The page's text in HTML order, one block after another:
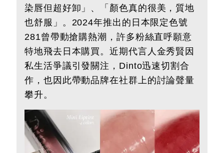
染唇但超好卸」、「顏色真的很美，質地
也舒服」。2024年推出的日本限定色號
281曾帶動搶購熱潮，許多粉絲直呼願意
特地飛去日本購買。近期代言人金秀賢因
私生活爭議引發關注，Dinto迅速切割合
作，也因此帶動品牌在社群上的討論聲量
攀升。